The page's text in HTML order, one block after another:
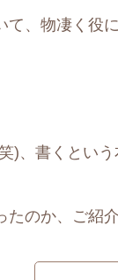
、物凄く役
)、書くとい
のか、ご紹